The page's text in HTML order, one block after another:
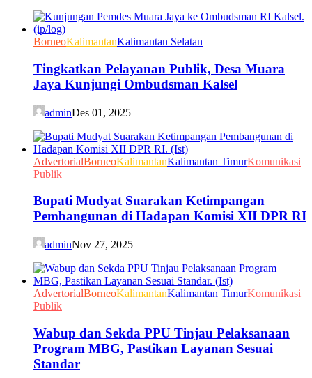
BorneoKalimantanKalimantan Selatan
Tingkatkan Pelayanan Publik, Desa Muara
Jaya Kunjungi Ombudsman Kalsel
adminDes 01, 2025
AdvertorialBorneoKalimantanKalimantan TimurKomunikasi
Publik
Bupati Mudyat Suarakan Ketimpangan
Pembangunan di Hadapan Komisi XII DPR RI
adminNov 27, 2025
AdvertorialBorneoKalimantanKalimantan TimurKomunikasi
Publik
Wabup dan Sekda PPU Tinjau Pelaksanaan
Program MBG, Pastikan Layanan Sesuai
Standar